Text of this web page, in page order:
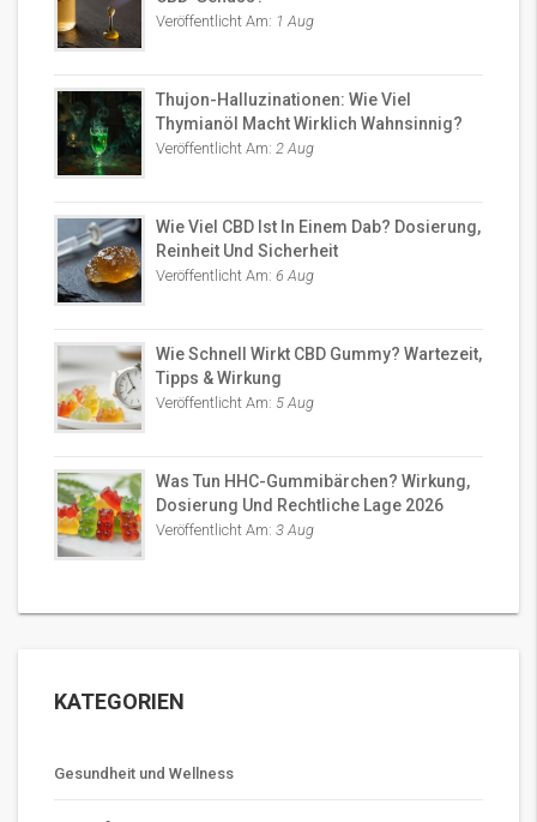
Veröffentlicht Am: 1 Aug
Thujon-Halluzinationen: Wie Viel
Thymianöl Macht Wirklich Wahnsinnig?
Veröffentlicht Am: 2 Aug
Wie Viel CBD Ist In Einem Dab? Dosierung,
Reinheit Und Sicherheit
Veröffentlicht Am: 6 Aug
Wie Schnell Wirkt CBD Gummy? Wartezeit,
Tipps & Wirkung
Veröffentlicht Am: 5 Aug
Was Tun HHC-Gummibärchen? Wirkung,
Dosierung Und Rechtliche Lage 2026
Veröffentlicht Am: 3 Aug
KATEGORIEN
Gesundheit und Wellness